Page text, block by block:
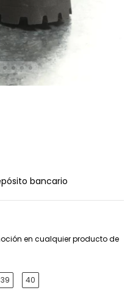
bancario
en cualquier producto de
39 40